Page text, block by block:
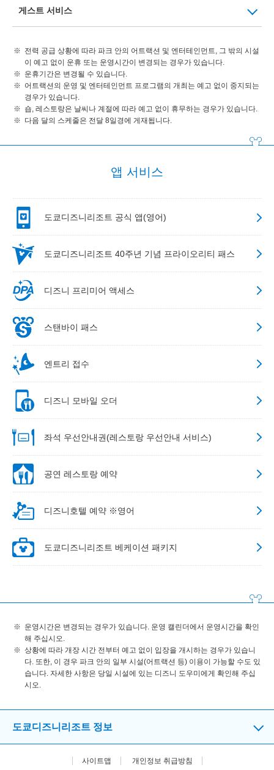
게스트 서비스
전력 공급 상황에 따라 파크 안의 어트랙션 및 엔터테인먼트, 그 밖의 시설
이 예고 없이 운휴 또는 운영시간이 변경되는 경우가 있습니다.
운휴기간은 변경될 수 있습니다.
어트랙션의 운영 및 엔터테인먼트 프로그램의 개최는 예고 없이 중지되는
경우가 있습니다.
숍, 레스토랑은 날씨나 계절에 따라 예고 없이 휴무하는 경우가 있습니다.
다음 달의 스케줄은 전달 8일경에 게재됩니다.
앱 서비스
도쿄디즈니리조트 공식 앱(영어)
도쿄디즈니리조트 40주년 기념 프라이오리티 패스
디즈니 프리미어 액세스
스탠바이 패스
엔트리 접수
디즈니 모바일 오더
좌석 우선안내권(레스토랑 우선안내 서비스)
공연 레스토랑 예약
디즈니호텔 예약 ※영어
도쿄디즈니리조트 베케이션 패키지
운영시간은 변경되는 경우가 있습니다. 운영 캘린더에서 운영시간을 확인
해 주십시오.
상황에 따라 개장 시간 전부터 예고 없이 입장을 개시하는 경우가 있습니
다. 또한, 이 경우 파크 안의 일부 시설(어트랙션 등) 이용이 가능할 수도 있
습니다. 자세한 사항은 당일 시설에 있는 디즈니 도우미에게 확인해 주십
시오.
도쿄디즈니리조트 정보
사이트맵 개인정보 취급방침